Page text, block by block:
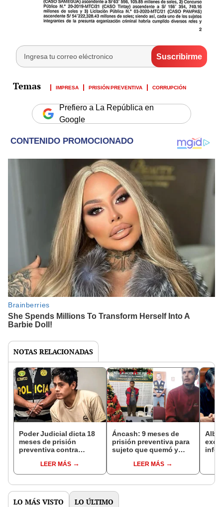
IMPRESA PRISIÓN PREVENTIVA CORRUPCIÓN
Prefiero a La República en
Google
NOTAS RELACIONADAS
Poder Judicial dicta 18
meses de prisión
preventiva contra
feminicidio en Huacho
LEER MÁS
Áncash: 9 meses de
prisión preventiva para
sujeto que quemó y
víspera de Navidad
LEER MÁS
LO MÁS VISTO LO ÚLTIMO